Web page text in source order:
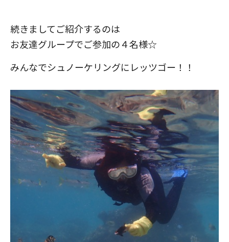
続きましてご紹介するのは
お友達グループでご参加の４名様☆
みんなでシュノーケリングにレッツゴー！！